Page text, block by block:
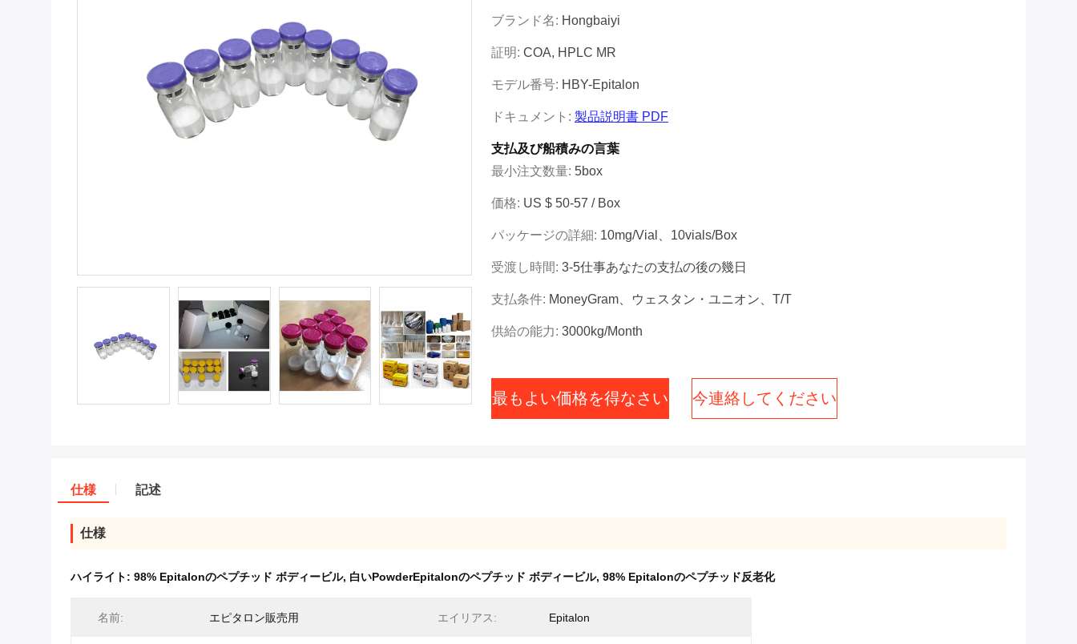
ブランド名: Hongbaiyi
証明: COA, HPLC MR
モデル番号: HBY-Epitalon
ドキュメント: 製品説明書 PDF
支払及び船積みの言葉
最小注文数量: 5box
価格: US $ 50-57 / Box
パッケージの詳細: 10mg/vial、10vials/Box
受渡し時間: 3-5仕事あなたの支払の後の幾日
支払条件: MoneyGram、ウェスタン・ユニオン、T/T
供給の能力: 3000kg/Month
最もよい価格を得なさい 今連絡してください
仕様 記述
仕様
ハイライト: 98% Epitalonのペプチッド ボディービル, 白いPowderEpitalonのペプチッド ボディービル, 98% Epitalonのペプチッド反老化
名前: エピタロン販売用 エイリアス: Epitalon